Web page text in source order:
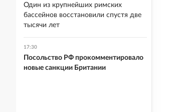
Один из крупнейших римских
бассейнов восстановили спустя две
тысячи лет
17:30
Посольство РФ прокомментировало
новые санкции Британии